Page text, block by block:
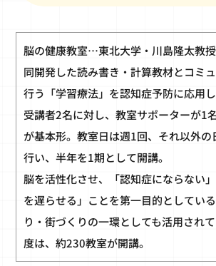
脳の健康教室…東北大学・川島隆太教
同開発した読み書き・計算教材とコミ
行う「学習療法」を認知症予防に応用し
受講者2名に対し、教室サポーターが1
が基本形。教室日は週1回、それ以外の
行い、半年を1期として開講。
脳を活性化させ、「認知症にならない
を遅らせる」ことを第一目的としてい
り・街づくりの一環としても活用され
度は、約230教室が開講。